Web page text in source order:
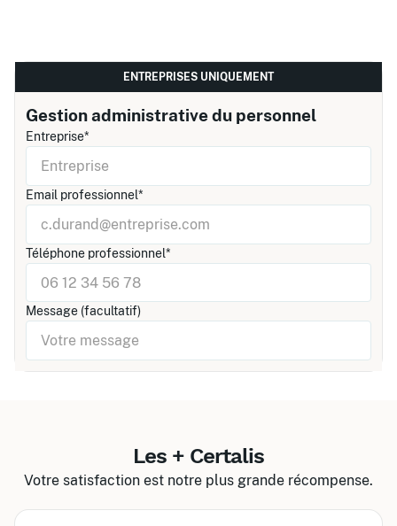
ENTREPRISES UNIQUEMENT
Gestion administrative du personnel
Entreprise*
Email professionnel*
Téléphone professionnel*
Message (facultatif)
Les + Certalis
Votre satisfaction est notre plus grande récompense.